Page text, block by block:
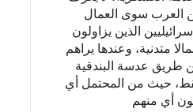
العرب سوى العمال
الذين يزاولون
متدنية، وعندها يراهم
طريق عدسة البندقية
حيث من المحتمل أي
أي منهم